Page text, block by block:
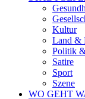
Kultur
Land &
Politik
Satire
Sport
Szene
WO GEHT